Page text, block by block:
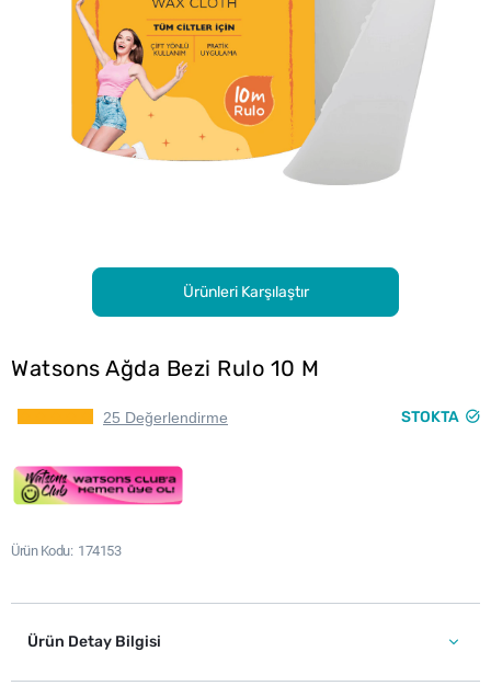
Ürünleri Karşılaştır
Watsons Ağda Bezi Rulo 10 M
25 Değerlendirme STOKTA
Ürün Kodu 174153
Ürün Detay Bilgisi